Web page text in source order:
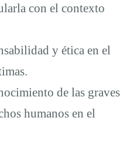
con el contexto
y ética en el
de las graves
humanos en el